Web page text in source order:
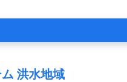
洪水地域